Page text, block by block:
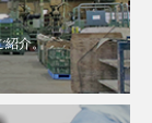
紹介。